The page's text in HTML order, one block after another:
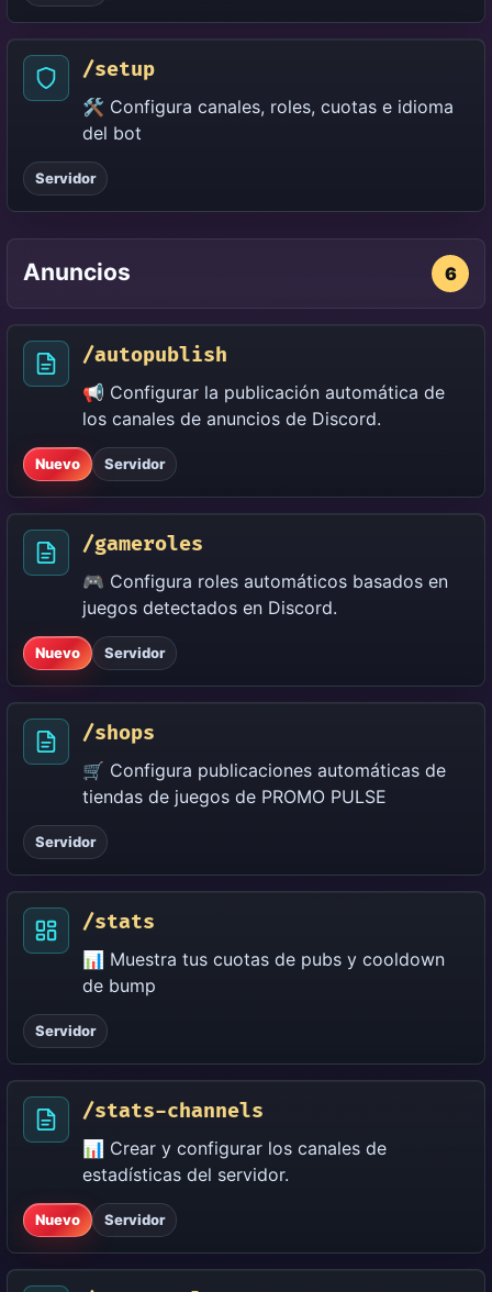
/setup
🛠️ Configura canales, roles, cuotas e idioma
del bot
Servidor
Anuncios 6
/autopublish
📢 Configurar la publicación automática de
los canales de anuncios de Discord.
Nuevo Servidor
/gameroles
🎮 Configura roles automáticos basados ​​en
juegos detectados en Discord.
Nuevo Servidor
/shops
🛒 Configura publicaciones automáticas de
tiendas de juegos de PROMO PULSE
Servidor
/stats
📊 Muestra tus cuotas de pubs y cooldown
de bump
Servidor
/stats-channels
📊 Crear y configurar los canales de
estadísticas del servidor.
Nuevo Servidor